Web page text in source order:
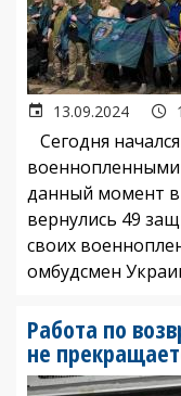
13.09.2024
Сегодня
данный момент
вернулись 49
своих
омбудсмен
Работа по
не